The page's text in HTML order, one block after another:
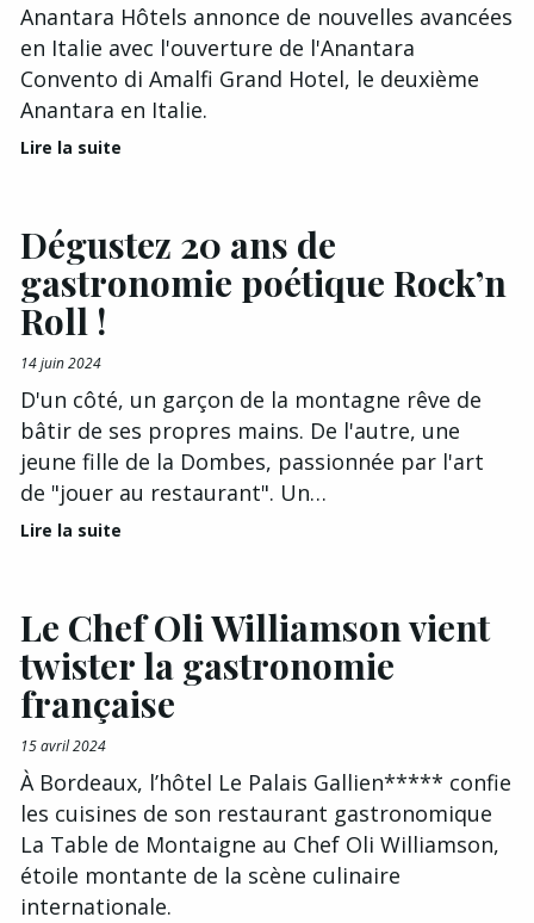
Anantara Hôtels annonce de nouvelles avancées
en Italie avec l'ouverture de l'Anantara
Convento di Amalfi Grand Hotel, le deuxième
Anantara en Italie.
Lire la suite
Dégustez 20 ans de
gastronomie poétique Rock’n
Roll !
14 juin 2024
D'un côté, un garçon de la montagne rêve de
bâtir de ses propres mains. De l'autre, une
jeune fille de la Dombes, passionnée par l'art
de "jouer au restaurant". Un…
Lire la suite
Le Chef Oli Williamson vient
twister la gastronomie
française
15 avril 2024
À Bordeaux, l’hôtel Le Palais Gallien***** confie
les cuisines de son restaurant gastronomique
La Table de Montaigne au Chef Oli Williamson,
étoile montante de la scène culinaire
internationale.